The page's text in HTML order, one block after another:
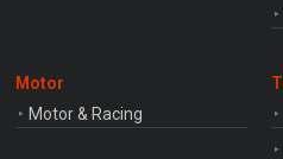
Motor
Motor & Racing